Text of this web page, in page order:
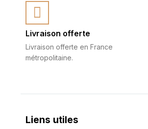
Livraison offerte
Livraison offerte en France
métropolitaine.
Liens utiles